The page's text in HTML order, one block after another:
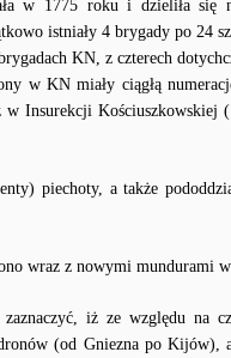
w 1775 roku i dzieliła się
istniały 4 brygady po 24
KN, z czterech
w KN miały ciągłą
Insurekcji Kościuszkowskiej
piechoty, a także
wraz z nowymi mundurami
iż ze względu na
(od Gniezna po